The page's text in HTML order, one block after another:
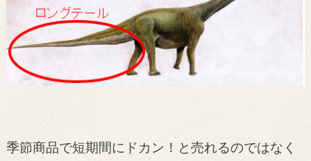
季節商品で短期間にドカン！と売れるのではなく